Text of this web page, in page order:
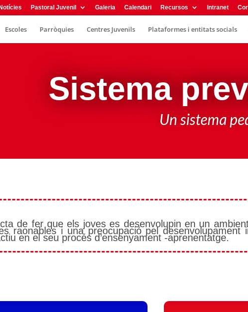
Notícies Pastoral Juvenil Galeria Calendari Recursos Intranet
Escoles Parròquies Centres Juvenils Plataformes i entitats socials
Sistema
Un sistema
de fer que els joves es desenvolupin en un
raonables i una preocupació pel desenvolupament
en el seu procés d’ensenyament -aprenentatge.